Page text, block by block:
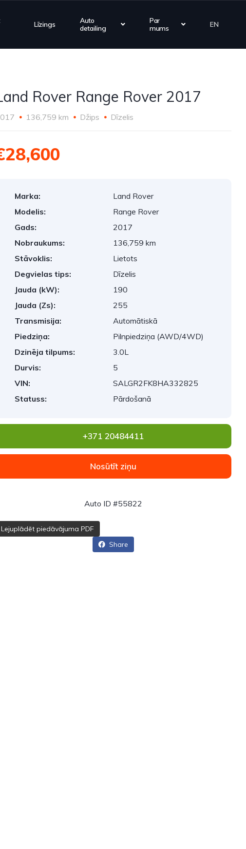
Līzings
Auto
detailing
Par
mums
EN
Rover Range Rover 2017
136,759 km Džips Dīzelis
Marka:
Land Rover
Modelis:
Range Rover
Gads:
2017
Nobraukums:
136,759 km
Stāvoklis:
Lietots
Degvielas tips:
Dīzelis
Jauda (kW):
190
Jauda (Zs):
255
Transmisija:
Automātiskā
Piedziņa:
Pilnpiedziņa (AWD/4WD)
Dzinēja tilpums:
3.0L
Durvis:
5
VIN:
SALGR2FK8HA332825
Statuss:
Pārdošanā
+371 20484411
Nosūtīt ziņu
Auto ID #55822
Lejuplādēt piedāvājuma PDF
Share